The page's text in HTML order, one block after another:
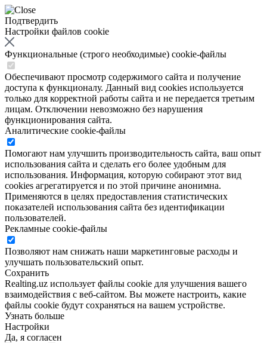
Подтвердить
Настройки файлов cookie
Функциональные (строго необходимые) cookie-файлы
Обеспечивают просмотр содержимого сайта и получение
доступа к функционалу. Данный вид cookies используется
только для корректной работы сайта и не передается третьим
лицам. Отключении невозможно без нарушения
функционирования сайта.
Аналитические cookie-файлы
Помогают нам улучшить производительность сайта, ваш опыт
использования сайта и сделать его более удобным для
использования. Информация, которую собирают этот вид
cookies агрегатируется и по этой причине анонимна.
Применяются в целях предоставления статистических
показателей использования сайта без идентификации
пользователей.
Рекламные cookie-файлы
Позволяют нам снижать наши маркетинговые расходы и
улучшать пользовательский опыт.
Сохранить
Realting.uz использует файлы cookie для улучшения вашего
взаимодействия с веб-сайтом. Вы можете настроить, какие
файлы cookie будут сохраняться на вашем устройстве.
Узнать больше
Настройки
Да, я согласен